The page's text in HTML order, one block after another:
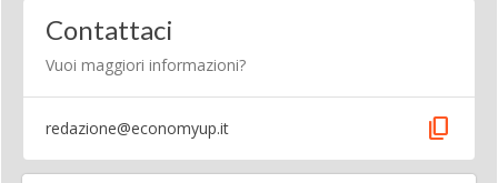
Contattaci
Vuoi maggiori informazioni?
redazione@economyup.it content_copy